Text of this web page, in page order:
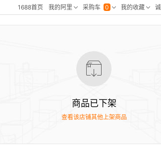
商品已下架
查看该店铺其他上架商品